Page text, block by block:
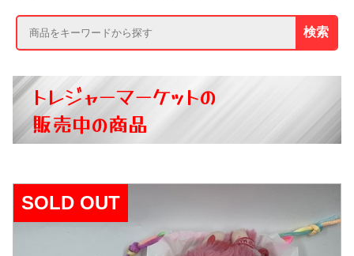
検索
トレジャーマーケットの
販売中の商品
SOLD OUT